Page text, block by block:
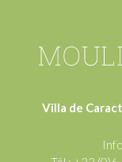
Villa de